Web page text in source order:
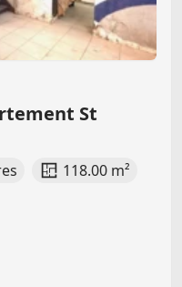
St
118.00 m²